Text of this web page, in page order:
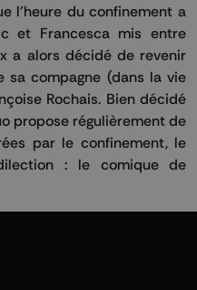
l'heure du confinement a
et Francesca mis entre
a alors décidé de revenir
sa compagne (dans la vie
Rochais. Bien décidé
propose régulièrement de
par le confinement, le
: le comique de